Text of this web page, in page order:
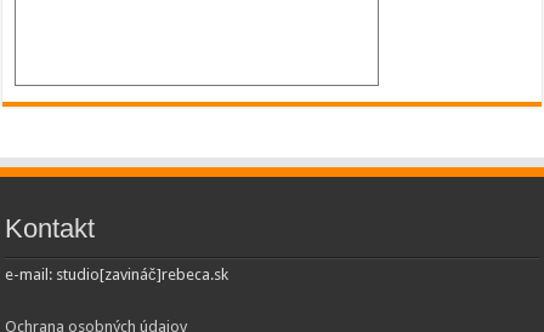
Kontakt
e-mail: studio[zavináč]rebeca.sk
Ochrana osobných údajov